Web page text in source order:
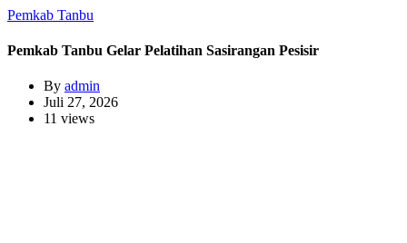
Pemkab Tanbu
Pemkab Tanbu Gelar Pelatihan Sasirangan Pesisir
By admin
Juli 27, 2026
11 views